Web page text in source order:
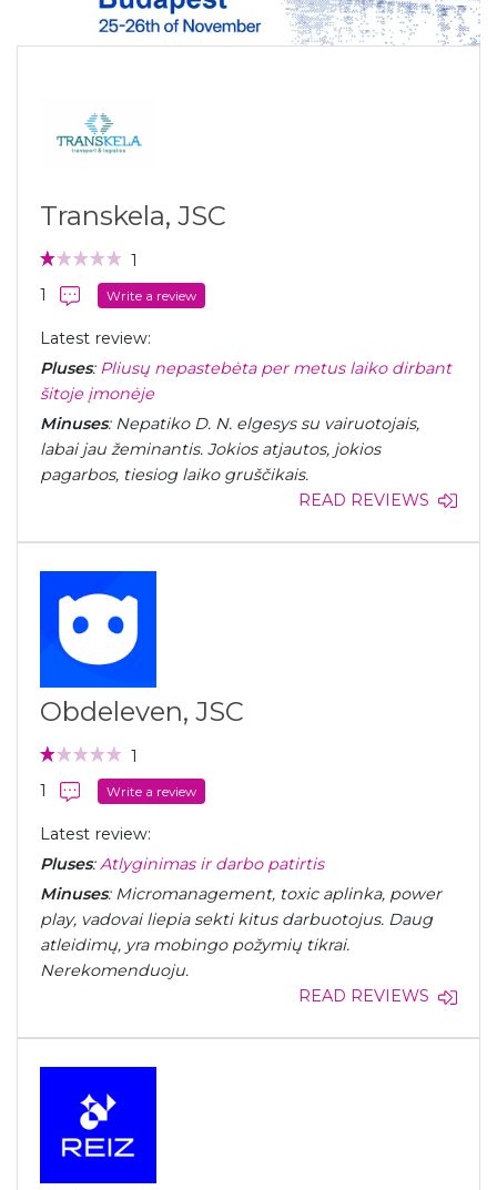
Transkela, JSC
1
1
Write a review
Latest review:
Pluses: Pliusų nepastebėta per metus laiko dirbant
šitoje įmonėje
Minuses: Nepatiko D. N. elgesys su vairuotojais,
labai jau žeminantis. Jokios atjautos, jokios
pagarbos, tiesiog laiko gruščikais.
READ REVIEWS
Obdeleven, JSC
1
1
Write a review
Latest review:
Pluses:Atlyginimas ir darbo patirtis
Minuses: Micromanagement, toxic aplinka, power
play, vadovai liepia sekti kitus darbuotojus. Daug
atleidimų, yra mobingo požymių tikrai.
Nerekomenduoju.
READ REVIEWS